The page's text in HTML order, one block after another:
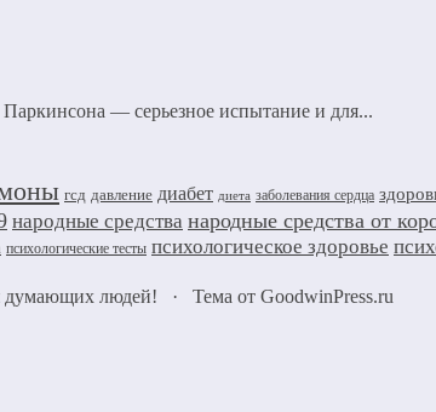
— серьезное испытание и для...
гсд давление диабет диета заболевания сердца
народные средства народные средства от
психологические тесты психологическое здоровье
думающих людей! · Тема от GoodwinPress.ru